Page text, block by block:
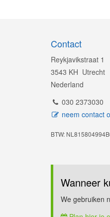
Contact
Reykjavikstraat 1
3543 KH Utrecht
Nederland
030 2373030
neem contact
BTW:
Wanneer
We gebruiken